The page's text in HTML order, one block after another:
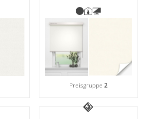
Preisgruppe 2